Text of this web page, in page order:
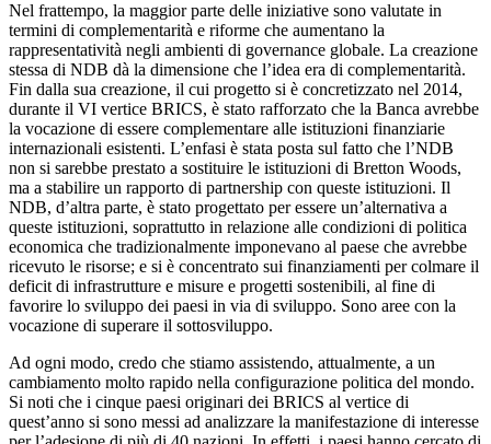
Nel frattempo, la maggior parte delle iniziative sono valutate in
termini di complementarità e riforme che aumentano la
rappresentatività negli ambienti di governance globale. La creazione
stessa di NDB dà la dimensione che l’idea era di complementarità.
Fin dalla sua creazione, il cui progetto si è concretizzato nel 2014,
durante il VI vertice BRICS, è stato rafforzato che la Banca avrebbe
la vocazione di essere complementare alle istituzioni finanziarie
internazionali esistenti. L’enfasi è stata posta sul fatto che l’NDB
non si sarebbe prestato a sostituire le istituzioni di Bretton Woods,
ma a stabilire un rapporto di partnership con queste istituzioni. Il
NDB, d’altra parte, è stato progettato per essere un’alternativa a
queste istituzioni, soprattutto in relazione alle condizioni di politica
economica che tradizionalmente imponevano al paese che avrebbe
ricevuto le risorse; e si è concentrato sui finanziamenti per colmare il
deficit di infrastrutture e misure e progetti sostenibili, al fine di
favorire lo sviluppo dei paesi in via di sviluppo. Sono aree con la
vocazione di superare il sottosviluppo.
Ad ogni modo, credo che stiamo assistendo, attualmente, a un
cambiamento molto rapido nella configurazione politica del mondo.
Si noti che i cinque paesi originari dei BRICS al vertice di
quest’anno si sono messi ad analizzare la manifestazione di interesse